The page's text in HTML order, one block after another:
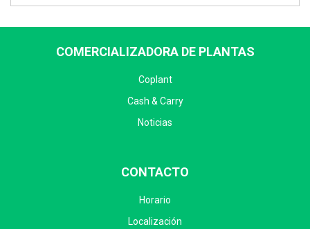
COMERCIALIZADORA DE PLANTAS
Coplant
Cash & Carry
Noticias
CONTACTO
Horario
Localización